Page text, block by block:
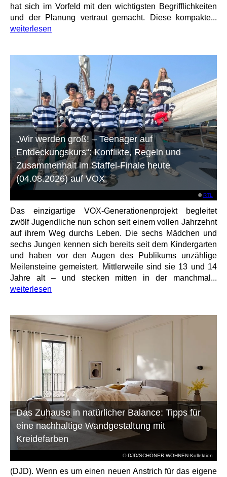
hat sich im Vorfeld mit den wichtigsten Begrifflichkeiten
und der Planung vertraut gemacht. Diese kompakte...
weiterlesen
©RTL
„Wir werden groß! – Teenager auf
Entdeckungskurs“: Konflikte, Regeln und
Zusammenhalt im Staffel-Finale heute
(04.08.2026) auf VOX
Das einzigartige VOX-Generationenprojekt begleitet
zwölf Jugendliche nun schon seit einem vollen Jahrzehnt
auf ihrem Weg durchs Leben. Die sechs Mädchen und
sechs Jungen kennen sich bereits seit dem Kindergarten
und haben vor den Augen des Publikums unzählige
Meilensteine gemeistert. Mittlerweile sind sie 13 und 14
Jahre alt – und stecken mitten in der manchmal...
weiterlesen
© DJD/SCHÖNER WOHNEN-Kollektion
Das Zuhause in natürlicher Balance: Tipps für
eine nachhaltige Wandgestaltung mit
Kreidefarben
(DJD). Wenn es um einen neuen Anstrich für das eigene